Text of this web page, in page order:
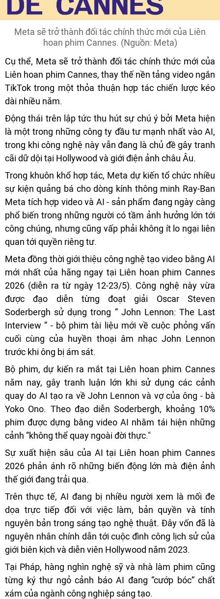
Meta sẽ trở thành đối tác chính thức mới của Liên
hoan phim Cannes. (Nguồn: Meta)
Cụ thể, Meta sẽ trở thành đối tác chính thức mới của
Liên hoan phim Cannes, thay thế nền tảng video ngắn
TikTok trong một thỏa thuận hợp tác chiến lược kéo
dài nhiều năm.
Động thái trên lập tức thu hút sự chú ý bởi Meta hiện
là một trong những công ty đầu tư mạnh nhất vào AI,
trong khi công nghệ này vẫn đang là chủ đề gây tranh
cãi dữ dội tại Hollywood và giới điện ảnh châu Âu.
Trong khuôn khổ hợp tác, Meta dự kiến tổ chức nhiều
sự kiện quảng bá cho dòng kính thông minh Ray-Ban
Meta tích hợp video và AI - sản phẩm đang ngày càng
phổ biến trong những người có tầm ảnh hưởng lớn tới
công chúng, nhưng cũng vấp phải không ít lo ngại liên
quan tới quyền riêng tư.
Meta đồng thời giới thiệu công nghệ tạo video bằng AI
mới nhất của hãng ngay tại Liên hoan phim Cannes
2026 (diễn ra từ ngày 12-23/5). Công nghệ này vừa
được đạo diễn từng đoạt giải Oscar Steven
Soderbergh sử dụng trong “ John Lennon: The Last
Interview ” - bộ phim tài liệu mới về cuộc phỏng vấn
cuối cùng của huyền thoại âm nhạc John Lennon
trước khi ông bị ám sát.
Bộ phim, dự kiến ra mắt tại Liên hoan phim Cannes
năm nay, gây tranh luận lớn khi sử dụng các cảnh
quay do AI tạo ra về John Lennon và vợ của ông - bà
Yoko Ono. Theo đạo diễn Soderbergh, khoảng 10%
phim được dựng bằng video AI nhằm tái hiện những
cảnh “không thể quay ngoài đời thực."
Sự xuất hiện sâu của AI tại Liên hoan phim Cannes
2026 phản ánh rõ những biến động lớn mà điện ảnh
thế giới đang trải qua.
Trên thực tế, AI đang bị nhiều người xem là mối đe
dọa trực tiếp đối với việc làm, bản quyền và tính
nguyên bản trong sáng tạo nghệ thuật. Đây vốn đã là
nguyên nhân chính dẫn tới cuộc đình công lịch sử của
giới biên kịch và diễn viên Hollywood năm 2023.
Tại Pháp, hàng nghìn nghệ sỹ và nhà làm phim cũng
từng ký thư ngỏ cảnh báo AI đang “cướp bóc” chất
xám của ngành công nghiệp sáng tạo.